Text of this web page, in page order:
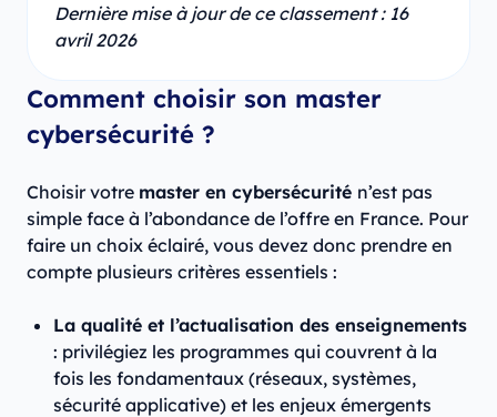
Dernière mise à jour de ce classement : 16
avril 2026
Comment choisir son master
cybersécurité ?
Choisir votre master en cybersécurité n’est pas
simple face à l’abondance de l’offre en France. Pour
faire un choix éclairé, vous devez donc prendre en
compte plusieurs critères essentiels :
La qualité et l’actualisation des enseignements
: privilégiez les programmes qui couvrent à la
fois les fondamentaux (réseaux, systèmes,
sécurité applicative) et les enjeux émergents